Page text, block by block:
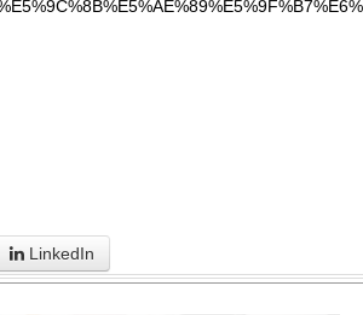
LinkedIn